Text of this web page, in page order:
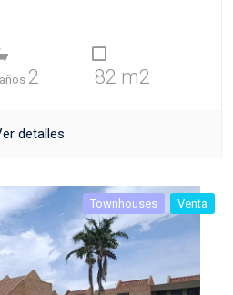
2 82 m2
detalles
Townhouses Venta